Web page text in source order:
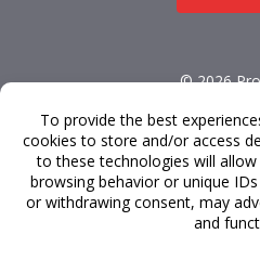
© 2026
Conditions
Confidentialité
Service à la